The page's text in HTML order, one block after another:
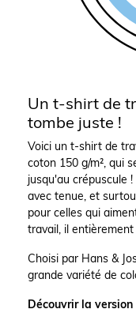
Un t-shirt de
tombe juste !
Voici un t-shirt de
coton 150 g/m², qui
jusqu'au crépuscule
avec tenue, et
pour celles qui
travail, il
Choisi par Hans &
grande variété de
Découvrir la version